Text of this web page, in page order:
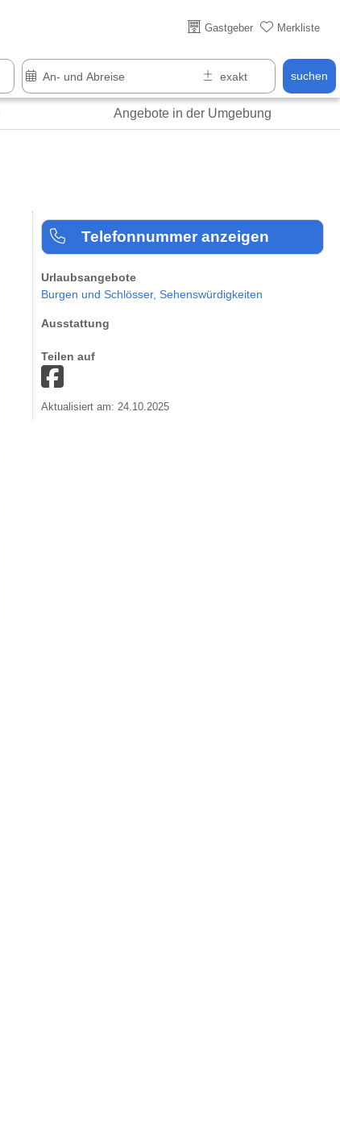
Gastgeber Merkliste
suchen
Über 25 Jahre online
Angebote in der Umgebung
Telefonnummer anzeigen
Urlaubsangebote
Burgen und Schlösser, Sehenswürdigkeiten
Ausstattung
Teilen auf
Aktualisiert am: 24.10.2025